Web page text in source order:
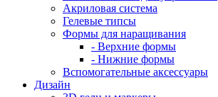
Акриловая система
Гелевые типсы
Формы для наращивания
- Верхние формы
- Нижние формы
Вспомогательные аксессуары
Дизайн